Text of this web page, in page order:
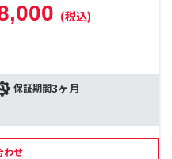
(税込)
保証期間3ヶ月
わせ